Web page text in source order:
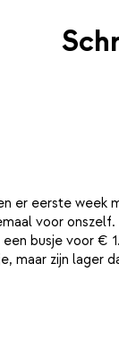
er eerste
voor
busje voor €
zijn lager